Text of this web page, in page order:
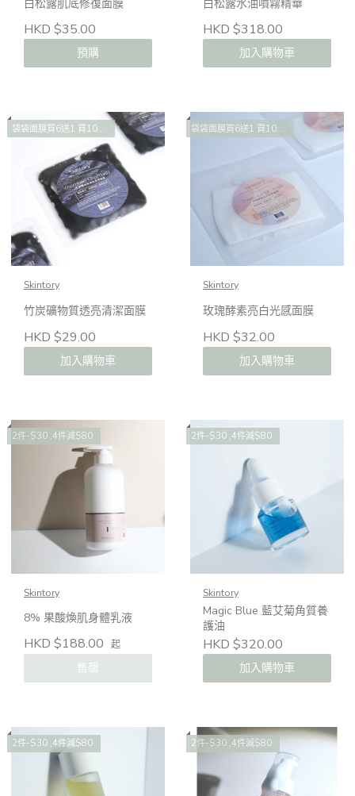
白松露肌底修復面膜
HKD $35.00
預購
白松露水油噴霧精華
HKD $318.00
加入購物車
袋袋面膜買6送1 買10送2 買14送4
Skintory
竹炭礦物質透亮清潔面膜
HKD $29.00
加入購物車
袋袋面膜買6送1 買10送2 買14送4
Skintory
玫瑰酵素亮白光感面膜
HKD $32.00
加入購物車
2件-$30 ,4件減$80
Skintory
8% 果酸煥肌身體乳液
HKD $188.00 起
售罄
2件-$30 ,4件減$80
Skintory
Magic Blue 藍艾菊角質養
護油
HKD $320.00
加入購物車
2件-$30 ,4件減$80 2件-$30 ,4件減$80